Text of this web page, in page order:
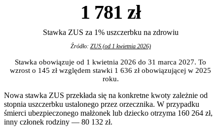
1 781 zł
Stawka ZUS za 1% uszczerbku na zdrowiu
Źródło: ZUS (od 1 kwietnia 2026)
Stawka obowiązuje od 1 kwietnia 2026 do 31 marca 2027. To
wzrost o 145 zł względem stawki 1 636 zł obowiązującej w 2025
roku.
Nowa stawka ZUS przekłada się na konkretne kwoty zależnie od
stopnia uszczerbku ustalonego przez orzecznika. W przypadku
śmierci ubezpieczonego małżonek lub dziecko otrzyma 160 264 zł,
inny członek rodziny — 80 132 zł.